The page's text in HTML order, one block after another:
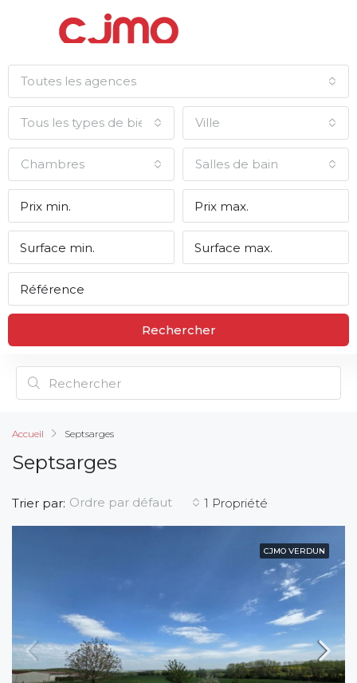
Toutes les agences
Tous les types de biens Ville
Chambres Salles de bain
Rechercher
Accueil Septsarges
Septsarges
1 Propriété
Trier par: Ordre par défaut
CJMO VERDUN